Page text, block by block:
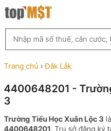
Chuyển
đến
kiếm
MST
theo
tên
ty,
người
diện
Trang chủ ›Đắk Lắk
4400648201 -
3
Trường Tiểu Học Xuân Lộc 3
4400648201. Trụ sở đăng ký